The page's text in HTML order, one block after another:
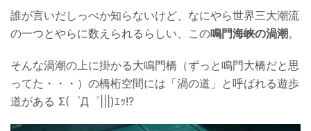
誰が言いだしっぺか知らないけど、なにやら世界三大潮流
の一つとやらに数えられるらしい、この鳴門海峡の渦潮。
そんな渦潮の上に掛かる大鳴門橋（ずっと鳴門大橋だと思
ってた・・・）の橋桁空間には「渦の道」と呼ばれる遊歩
道がある Σ(゜Д゜|||)ｴｯ!?